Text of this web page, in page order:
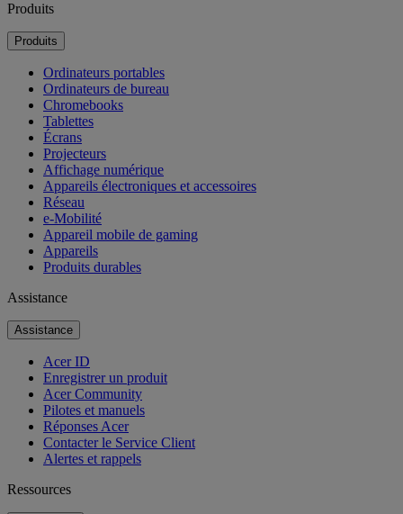
Produits
Produits
Ordinateurs portables
Ordinateurs de bureau
Chromebooks
Tablettes
Écrans
Projecteurs
Affichage numérique
Appareils électroniques et accessoires
Réseau
e-Mobilité
Appareil mobile de gaming
Appareils
Produits durables
Assistance
Assistance
Acer ID
Enregistrer un produit
Acer Community
Pilotes et manuels
Réponses Acer
Contacter le Service Client
Alertes et rappels
Ressources